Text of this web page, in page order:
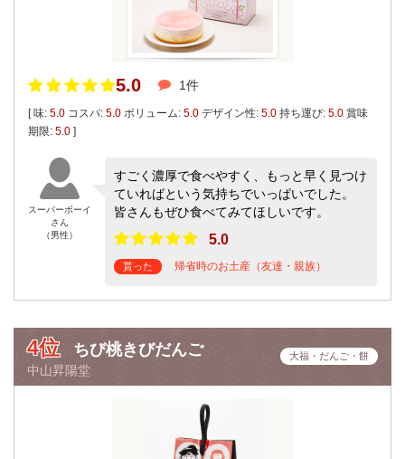
5.0 1件
[ 味: 5.0 コスパ: 5.0 ボリューム: 5.0 デザイン性: 5.0 持ち運び: 5.0 賞味
期限: 5.0 ]
スーパーボーイ
さん
（男性）
すごく濃厚で食べやすく、もっと早く見つけ
ていればという気持ちでいっぱいでした。
皆さんもぜひ食べてみてほしいです。
5.0
貰った 帰省時のお土産（友達・親族）
4位 ちび桃きびだんご
中山昇陽堂
大福・だんご・餅